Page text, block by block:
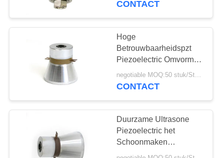
CONTACT
Hoge
Betrouwbaarheidspzt
Piezoelectric Omvormer
voor Ultrasone
Schoonmakende
negotiable MOQ:50 stuk/Stukken
CONTACT
Duurzame Ultrasone
Piezoelectric het
Schoonmaken
Omvormer Lange